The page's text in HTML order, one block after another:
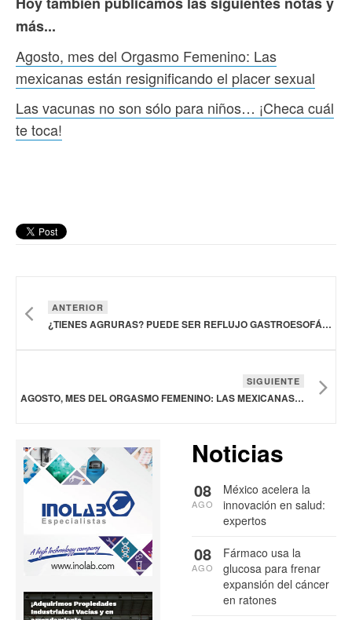
más...
Agosto, mes del Orgasmo Femenino: Las
mexicanas están resignificando el placer sexual
Las vacunas no son sólo para niños… ¡Checa cuál
te toca!
ANTERIOR
¿TIENES AGRURAS? PUEDE SER REFLUJO GASTROESOFÁGICO, ENFERMEDAD QUE AFECTA A 5 DE CADA 10 MEXICANOS
SIGUIENTE
AGOSTO, MES DEL ORGASMO FEMENINO: LAS MEXICANAS ESTÁN RESIGNIFICANDO EL PLACER SEXUAL
Noticias
México acelera la
innovación en salud:
expertos
08
AGO
Fármaco usa la
glucosa para frenar
expansión del cáncer
en ratones
08
AGO